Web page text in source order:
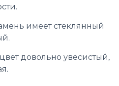
имеет стеклянный
довольно увесистый,